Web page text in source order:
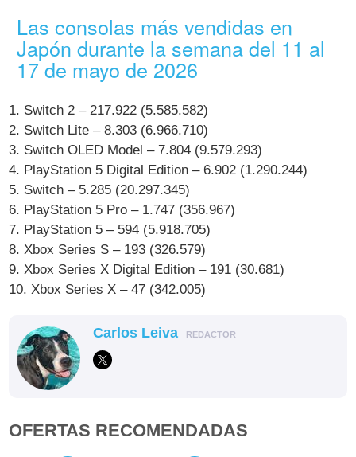
Las consolas más vendidas en
Japón durante la semana del 11 al
17 de mayo de 2026
1. Switch 2 – 217.922 (5.585.582)
2. Switch Lite – 8.303 (6.966.710)
3. Switch OLED Model – 7.804 (9.579.293)
4. PlayStation 5 Digital Edition – 6.902 (1.290.244)
5. Switch – 5.285 (20.297.345)
6. PlayStation 5 Pro – 1.747 (356.967)
7. PlayStation 5 – 594 (5.918.705)
8. Xbox Series S – 193 (326.579)
9. Xbox Series X Digital Edition – 191 (30.681)
10. Xbox Series X – 47 (342.005)
Carlos Leiva REDACTOR
OFERTAS RECOMENDADAS